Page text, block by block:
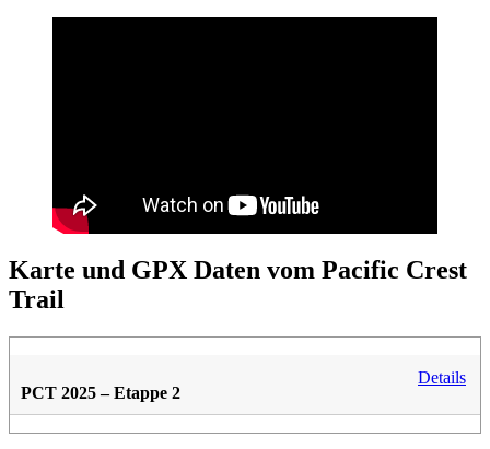
Karte und GPX Daten vom Pacific Crest
Trail
Details
PCT 2025 – Etappe 2